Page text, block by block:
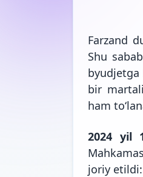
Farzand
Shu
bir
ham
2024 yil
joriy etildi: